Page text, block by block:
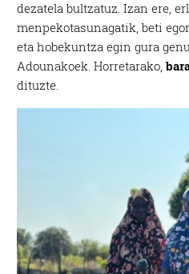
dezatela bultzatuz. Izan ere,
menpekotasunagatik, beti
eta hobekuntza egin gura
Adounakoek. Horretarako,
dituzte.